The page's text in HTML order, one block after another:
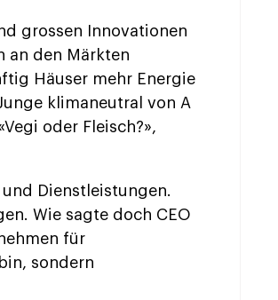
grossen Innovationen
an den Märkten
Häuser mehr Energie
klimaneutral von A
oder Fleisch?»,
Dienstleistungen.
Wie sagte doch CEO
für
sondern